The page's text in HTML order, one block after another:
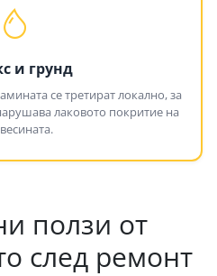
и грунд
се третират локално, за
лаковото покритие на
ползи от
след ремонт